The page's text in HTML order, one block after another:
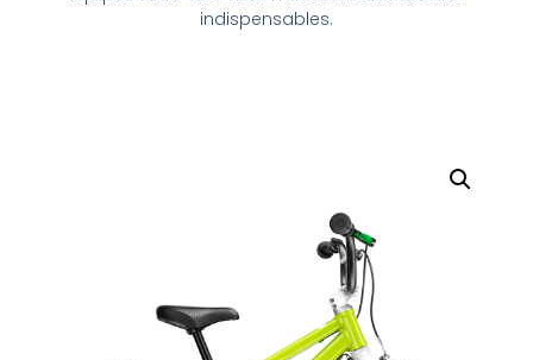
indispensables.